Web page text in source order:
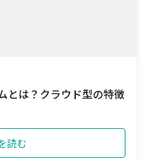
とは？クラウド型の特徴
読む